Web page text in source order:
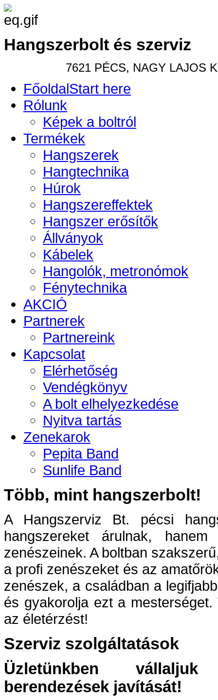
Hangszerbolt és szerviz
7621 PÉCS, NAGY LAJOS
FőoldalStart here
Rólunk
Képek a boltról
Termékek
Hangszerek
Hangtechnika
Húrok
Hangszereffektek
Hangszer erősítők
Állványok
Kábelek
Hangolók, metronómok
Fénytechnika
AKCIÓ
Partnerek
Partnereink
Kapcsolat
Elérhetőség
Vendégkönyv
A bolt elhelyezkedése
Nyitva tartás
Zenekarok
Pepita Band
Sunlife Band
Több, mint hangszerbolt!
A Hangszerviz Bt. pécsi
hangszereket árulnak,
zenészeinek. A boltban
a profi zenészeket és az
zenészek, a családban a
és gyakorolja ezt a
az életérzést!
Szerviz szolgáltatások
Üzletünkben vállaljuk
berendezések javítását!